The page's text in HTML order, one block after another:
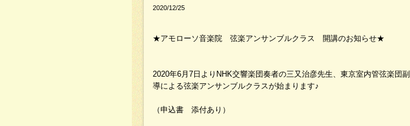
2020/12/25
★アモローソ音楽院 弦楽アンサンブルクラス 開講のお知らせ★
2020年6月7日よりNHK交響楽団奏者の三又治彦先生、東京室内管弦楽団
導による弦楽アンサンブルクラスが始まります♪
（申込書 添付あり）